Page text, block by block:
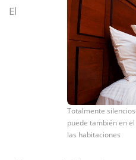
Totalmente
puede también en
las habitaciones
El